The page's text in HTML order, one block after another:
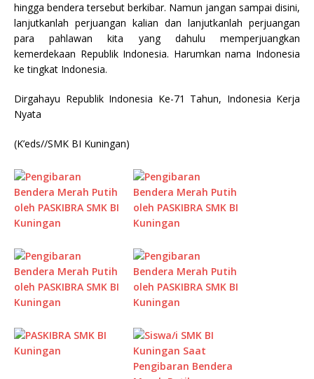
hingga bendera tersebut berkibar. Namun jangan sampai disini,
lanjutkanlah perjuangan kalian dan lanjutkanlah perjuangan
para pahlawan kita yang dahulu memperjuangkan
kemerdekaan Republik Indonesia. Harumkan nama Indonesia
ke tingkat Indonesia.
Dirgahayu Republik Indonesia Ke-71 Tahun, Indonesia Kerja
Nyata
(K’eds//SMK BI Kuningan)